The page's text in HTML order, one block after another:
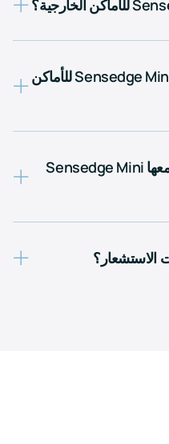
ما المستشعرات التي يستخدمها Sensedge Mini للأماكن
ما هي شهادات البناء التي يتوافق معها Sensedge Mini
الاستشعار؟